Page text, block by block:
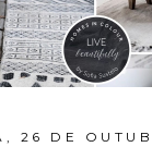
26 DE